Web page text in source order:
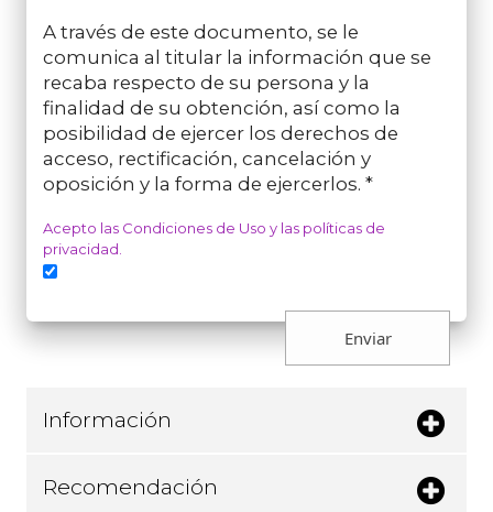
A través de este documento, se le
comunica al titular la información que se
recaba respecto de su persona y la
finalidad de su obtención, así como la
posibilidad de ejercer los derechos de
acceso, rectificación, cancelación y
oposición y la forma de ejercerlos. *
Acepto las Condiciones de Uso y las políticas de
privacidad.
Información
Recomendación